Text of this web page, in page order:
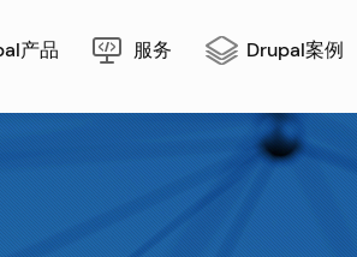
产品 服务 Drupal案例